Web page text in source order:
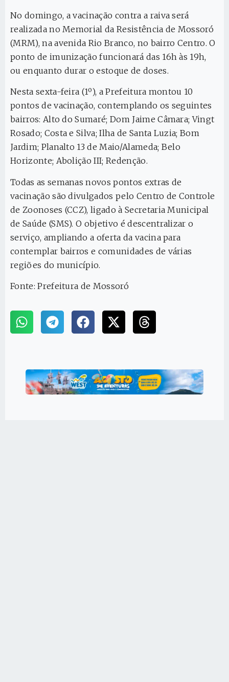
No domingo, a vacinação contra a raiva será
realizada no Memorial da Resistência de Mossoró
(MRM), na avenida Rio Branco, no bairro Centro. O
ponto de imunização funcionará das 16h às 19h,
ou enquanto durar o estoque de doses.
Nesta sexta-feira (1º), a Prefeitura montou 10
pontos de vacinação, contemplando os seguintes
bairros: Alto do Sumaré; Dom Jaime Câmara; Vingt
Rosado; Costa e Silva; Ilha de Santa Luzia; Bom
Jardim; Planalto 13 de Maio/Alameda; Belo
Horizonte; Abolição III; Redenção.
Todas as semanas novos pontos extras de
vacinação são divulgados pelo Centro de Controle
de Zoonoses (CCZ), ligado à Secretaria Municipal
de Saúde (SMS). O objetivo é descentralizar o
serviço, ampliando a oferta da vacina para
contemplar bairros e comunidades de várias
regiões do município.
Fonte: Prefeitura de Mossoró